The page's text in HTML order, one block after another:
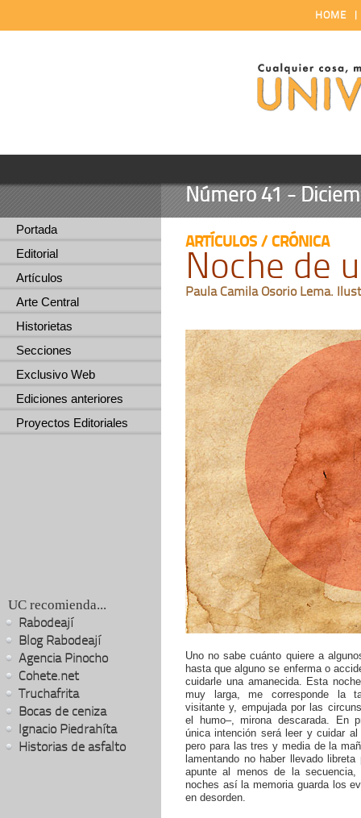
HOME
Número 41 -
Portada
Editorial
Artículos
Arte Central
Historietas
Secciones
Exclusivo Web
Ediciones anteriores
Proyectos Editoriales
UC recomienda...
Rabodeají
Blog Rabodeají
Agencia Pinocho
Cohete.net
Truchafrita
Bocas de ceniza
Ignacio Piedrahíta
Historias de asfalto
ARTÍCULOS / CRÓNICA
Noche de
Paula Camila Osorio Lema.
Uno no sabe cuánto quiere a
hasta que alguno se enferma o
cuidarle una amanecida. Esta
muy larga, me corresponde la
visitante y, empujada por las
el humo–, mirona descarada. En
única intención será leer y cuidar al
pero para las tres y media de la
lamentando no haber llevado libreta
apunte al menos de la secuencia,
noches así la memoria guarda los
en desorden.